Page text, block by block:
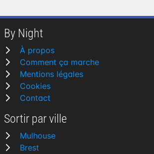
By Night
À propos
Comment ça marche
Mentions légales
Cookies
Contact
Sortir par ville
Mulhouse
Brest